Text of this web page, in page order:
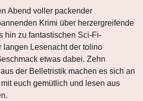
Abend voller packender
Krimi über herzergreifende
hin zu fantastischen Sci-Fi-
langen Lesenacht der tolino
etwas dabei. Zehn
der Belletristik machen es sich an
euch gemütlich und lesen aus